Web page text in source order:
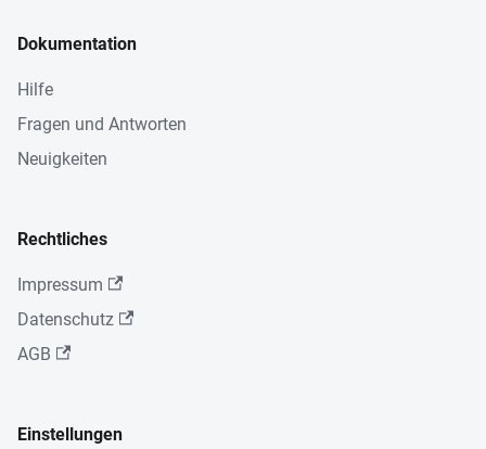
Dokumentation
Hilfe
Fragen und Antworten
Neuigkeiten
Rechtliches
Impressum
Datenschutz
AGB
Einstellungen